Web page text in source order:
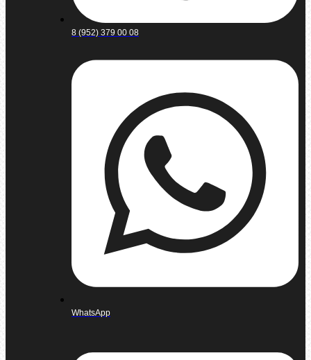
8 (952) 379 00 08
WhatsApp